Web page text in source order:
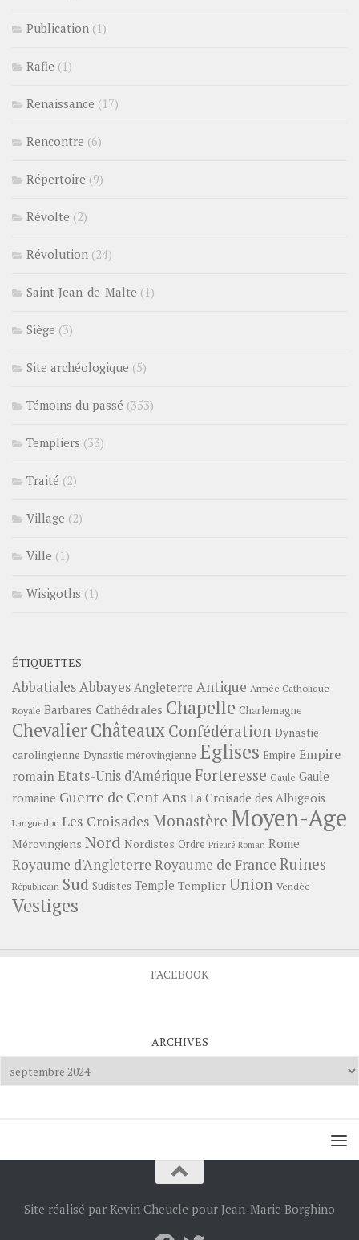
Publication (1)
Rafle (1)
Renaissance (17)
Rencontre (6)
Répertoire (9)
Révolte (2)
Révolution (24)
Saint-Jean-de-Malte (1)
Siège (3)
Site archéologique (5)
Témoins du passé (353)
Templiers (33)
Traité (2)
Village (2)
Ville (1)
Wisigoths (1)
ÉTIQUETTES
AbbatialesAbbayes Angleterre Antique Armée Catholique
Royale Barbares Cathédrales Chapelle Charlemagne
ChevalierChâteauxConfédération Dynastie
carolingienne Dynastie mérovingienne Eglises Empire Empire
romainEtats-Unis d'Amérique Forteresse Gaule Gaule
romaine Guerre de Cent Ans La Croisade des Albigeois
Languedoc Les Croisades Monastère Moyen-Age
Mérovingiens Nord Nordistes Ordre Prieuré Roman Rome
Royaume d'Angleterre Royaume de France Ruines
Républicain Sud Sudistes Temple Templier Union Vendée
Vestiges
FACEBOOK
ARCHIVES
Archives
Site réalisé par Kevin Cheucle pour Jean-Marie Borghino